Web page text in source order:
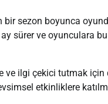
bir sezon boyunca
sürer ve oyunculara
ve ilgi çekici tutmak
etkinliklere